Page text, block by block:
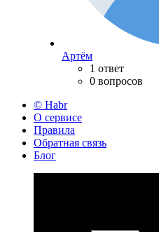
Артём
1 ответ
0 вопросов
© Habr
О сервисе
Правила
Обратная связь
Блог